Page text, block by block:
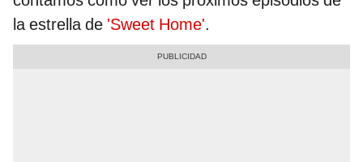
la estrella de 'Sweet Home'.